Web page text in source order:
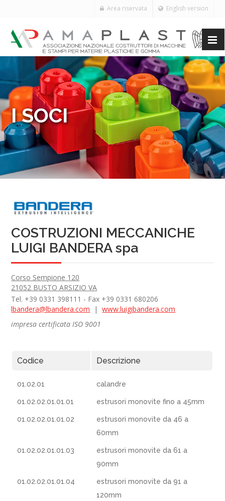
English version
Area riservata
I SOCI
COSTRUZIONI MECCANICHE
LUIGI BANDERA spa
Corso Sempione 120
21052 BUSTO ARSIZIO VA
Tel. +39 0331 398111 - Fax +39 0331 680206
lbandera@lbandera.com |www.luigibandera.com
impresa certificata ISO 9001
Codice Descrizione
01.02.01 calandre
01.02.02.01.01.01 estrusori monovite fino a 45mm
01.02.02.01.01.02
estrusori monovite da 46 a
60mm
01.02.02.01.01.03
estrusori monovite da 61 a
90mm
01.02.02.01.01.04
estrusori monovite da 91 a
120mm